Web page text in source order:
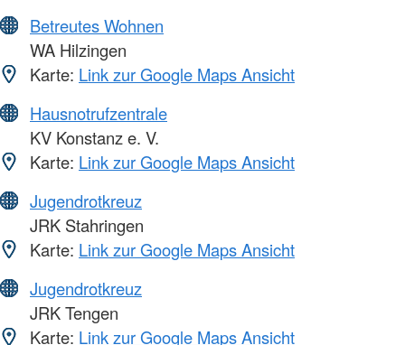
Betreutes Wohnen
WA Hilzingen
Karte: Link zur Google Maps Ansicht
Hausnotrufzentrale
KV Konstanz e. V.
Karte: Link zur Google Maps Ansicht
Jugendrotkreuz
JRK Stahringen
Karte: Link zur Google Maps Ansicht
Jugendrotkreuz
JRK Tengen
Karte: Link zur Google Maps Ansicht